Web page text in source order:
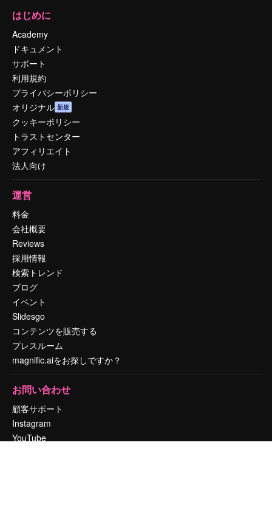
はじめに
Academy
ドキュメント
サポート
利用規約
プライバシーポリシー
オリジナル 新規
クッキーポリシー
トラストセンター
アフィリエイト
法人向け
運営
料金
会社概要
Reviews
採用情報
検索トレンド
ブログ
イベント
Slidesgo
コンテンツを販売する
プレスルーム
magnific.aiをお探しですか？
お問い合わせ
顧客サポート
Instagram
YouTube